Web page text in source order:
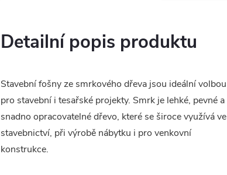
Detailní popis produktu
Stavební fošny ze smrkového dřeva jsou ideální volbou
pro stavební i tesařské projekty. Smrk je lehké, pevné a
snadno opracovatelné dřevo, které se široce využívá ve
stavebnictví, při výrobě nábytku i pro venkovní
konstrukce.